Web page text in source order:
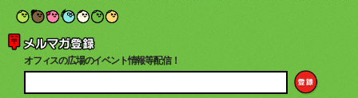
オフィスの広場のイベント情報等配信！